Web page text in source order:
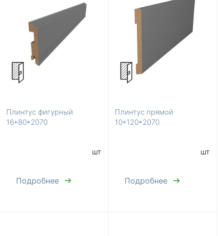
Плинтус фигурный
16*80*2070
шт
Подробнее
Плинтус прямой
10*120*2070
шт
Подробнее